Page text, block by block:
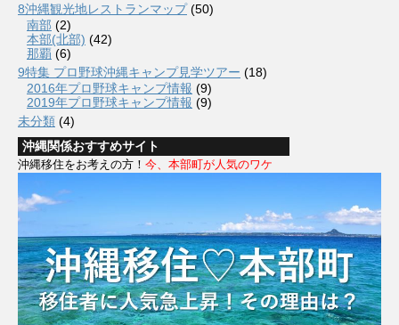
8沖縄観光地レストランマップ(50)
南部 (2)
本部(北部) (42)
那覇 (6)
9特集 プロ野球沖縄キャンプ見学ツアー (18)
2016年プロ野球キャンプ情報 (9)
2019年プロ野球キャンプ情報 (9)
未分類 (4)
沖縄関係おすすめサイト
沖縄移住をお考えの方！ 今、本部町が人気のワケ